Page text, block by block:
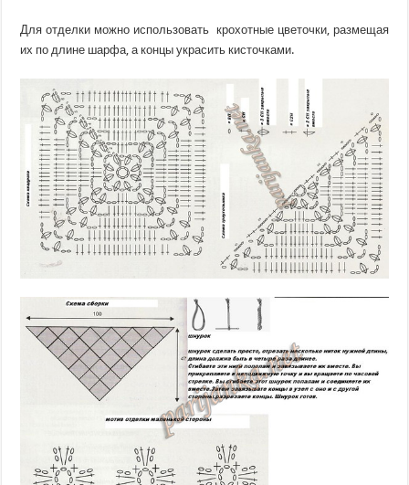
Для отделки можно использовать крохотные цветочки, размещая
их по длине шарфа, а концы украсить кисточками.